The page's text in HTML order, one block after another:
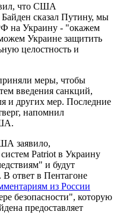
что США
сказал Путину, мы
на Украину - "окажем
Украине защитить
целостность и
меры, чтобы
введения санкций,
и других мер. Последние
напомнил
заявило,
Patriot в Украину
и будут
В ответ в Пентагоне
из России
безопасности", которую
предоставляет